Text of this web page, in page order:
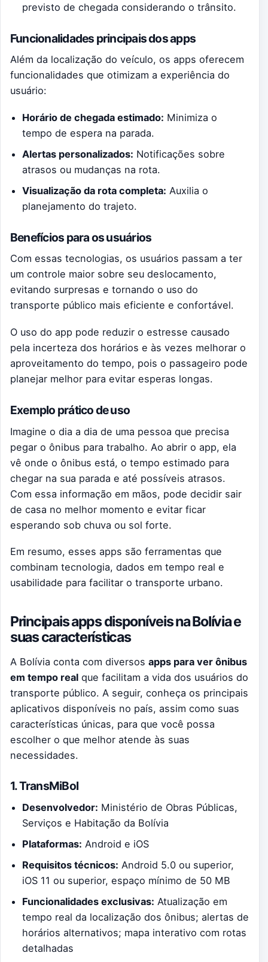
previsto de chegada considerando o trânsito.
Funcionalidades principais dos apps
Além da localização do veículo, os apps oferecem
funcionalidades que otimizam a experiência do
usuário:
Horário de chegada estimado: Minimiza o
tempo de espera na parada.
Alertas personalizados: Notificações sobre
atrasos ou mudanças na rota.
Visualização da rota completa: Auxilia o
planejamento do trajeto.
Benefícios para os usuários
Com essas tecnologias, os usuários passam a ter
um controle maior sobre seu deslocamento,
evitando surpresas e tornando o uso do
transporte público mais eficiente e confortável.
O uso do app pode reduzir o estresse causado
pela incerteza dos horários e às vezes melhorar o
aproveitamento do tempo, pois o passageiro pode
planejar melhor para evitar esperas longas.
Exemplo prático de uso
Imagine o dia a dia de uma pessoa que precisa
pegar o ônibus para trabalho. Ao abrir o app, ela
vê onde o ônibus está, o tempo estimado para
chegar na sua parada e até possíveis atrasos.
Com essa informação em mãos, pode decidir sair
de casa no melhor momento e evitar ficar
esperando sob chuva ou sol forte.
Em resumo, esses apps são ferramentas que
combinam tecnologia, dados em tempo real e
usabilidade para facilitar o transporte urbano.
Principais apps disponíveis na Bolívia e
suas características
A Bolívia conta com diversos apps para ver ônibus
em tempo real que facilitam a vida dos usuários do
transporte público. A seguir, conheça os principais
aplicativos disponíveis no país, assim como suas
características únicas, para que você possa
escolher o que melhor atende às suas
necessidades.
1. TransMiBol
Desenvolvedor: Ministério de Obras Públicas,
Serviços e Habitação da Bolívia
Plataformas: Android e iOS
Requisitos técnicos: Android 5.0 ou superior,
iOS 11 ou superior, espaço mínimo de 50 MB
Funcionalidades exclusivas: Atualização em
tempo real da localização dos ônibus; alertas de
horários alternativos; mapa interativo com rotas
detalhadas